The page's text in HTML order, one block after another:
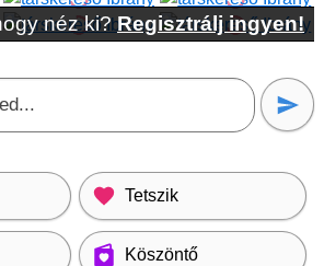
néz ki?Regisztrálj ingyen!
Tetszik
Köszöntő